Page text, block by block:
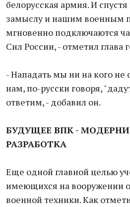
белорусская армия. И
замыслу и нашим военным
мгновенно подключаются
Сил России, - отметил глава
- Нападать мы ни на кого не
нам, по-русски говоря,
ответим, - добавил он.
БУДУЩЕЕ ВПК -
РАЗРАБОТКА
Еще одной главной целью
имеющихся на вооружении
военной техники. Как